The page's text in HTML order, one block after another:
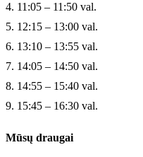
4. 11:05 – 11:50 val.
5. 12:15 – 13:00 val.
6. 13:10 – 13:55 val.
7. 14:05 – 14:50 val.
8. 14:55 – 15:40 val.
9. 15:45 – 16:30 val.
Mūsų draugai